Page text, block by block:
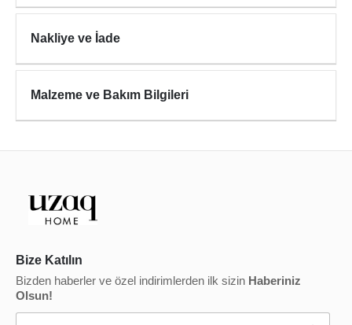
Nakliye ve İade
Malzeme ve Bakım Bilgileri
Bize Katılın
Bizden haberler ve özel indirimlerden ilk sizin Haberiniz
Olsun!